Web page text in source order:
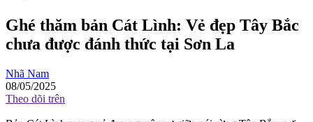
Ghé thăm bản Cát Lình: Vẻ đẹp Tây Bắc
chưa được đánh thức tại Sơn La
Nhã Nam
08/05/2025
Theo dõi trên